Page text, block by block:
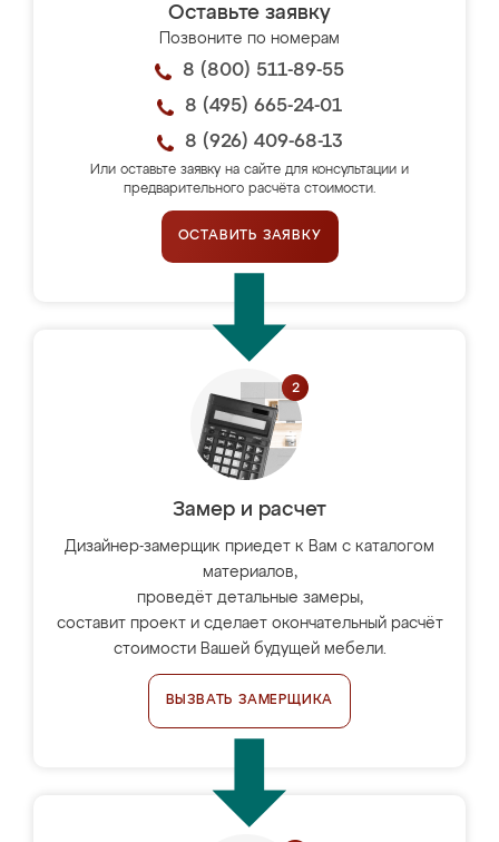
Оставьте заявку
Позвоните по номерам
8 (800) 511-89-55
8 (495) 665-24-01
8 (926) 409-68-13
Или оставьте заявку на сайте для консультации и
предварительного расчёта стоимости.
ОСТАВИТЬ ЗАЯВКУ
Замер и расчет
Дизайнер-замерщик приедет к Вам с каталогом
материалов,
проведёт детальные замеры,
составит проект и сделает окончательный расчёт
стоимости Вашей будущей мебели.
ВЫЗВАТЬ ЗАМЕРЩИКА